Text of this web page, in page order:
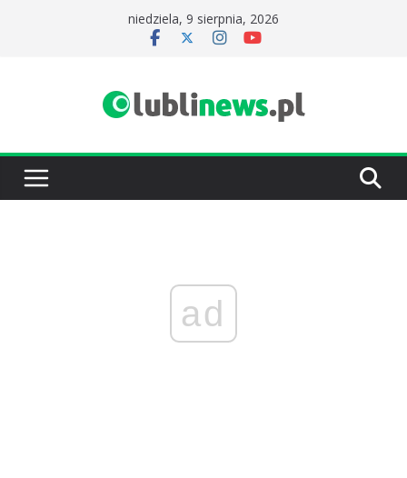
niedziela, 9 sierpnia, 2026
ad